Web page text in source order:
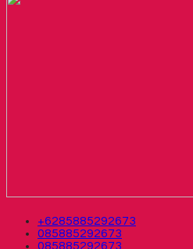
+6285885292673
085885292673
085885292673